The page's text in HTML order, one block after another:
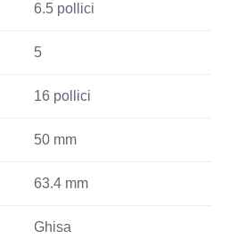
6.5 pollici
5
16 pollici
50 mm
63.4 mm
Ghisa